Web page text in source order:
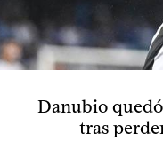
Danubio
tras